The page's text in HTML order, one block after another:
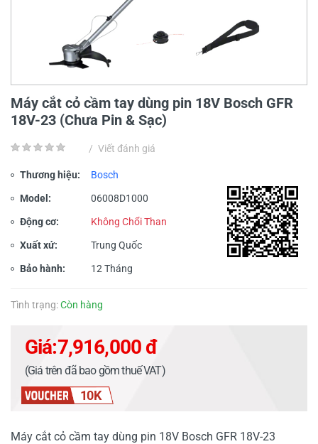
Máy cắt cỏ cầm tay dùng pin 18V Bosch GFR
18V-23 (Chưa Pin & Sạc)
/ Viết đánh giá
Thương hiệu: Bosch
Model: 06008D1000
Động cơ: Không Chổi Than
Xuất xứ: Trung Quốc
Bảo hành: 12 Tháng
Tình trạng:Còn hàng
Giá:7,916,000 đ
(Giá trên đã bao gồm thuế VAT)
10K
Máy cắt cỏ cầm tay dùng pin 18V Bosch GFR 18V-23